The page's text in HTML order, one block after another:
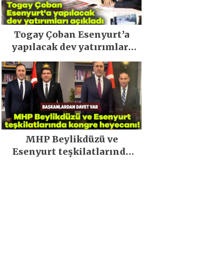
Togay Çoban Esenyurt’a
yapılacak dev yatırımları
açıkladı
MHP Beylikdüzü ve
Esenyurt teşkilatlarında